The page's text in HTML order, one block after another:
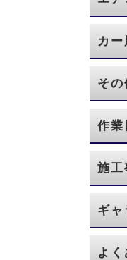
カ
その
作業
施工
ギャ
よく